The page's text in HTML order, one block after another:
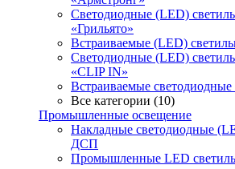
Светодиодные (LED)
«Грильято»
Встраиваемые (LED)
Светодиодные (LED)
«CLIP IN»
Встраиваемые
Все категории (10)
Промышленные освещение
Накладные светодиодные
ДСП
Промышленные LED